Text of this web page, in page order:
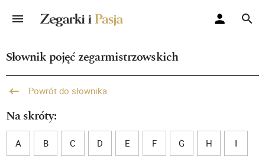
Słownik pojęć zegarmistrzowskich
Powrót do słownika
Na skróty:
A B C D E F G H I